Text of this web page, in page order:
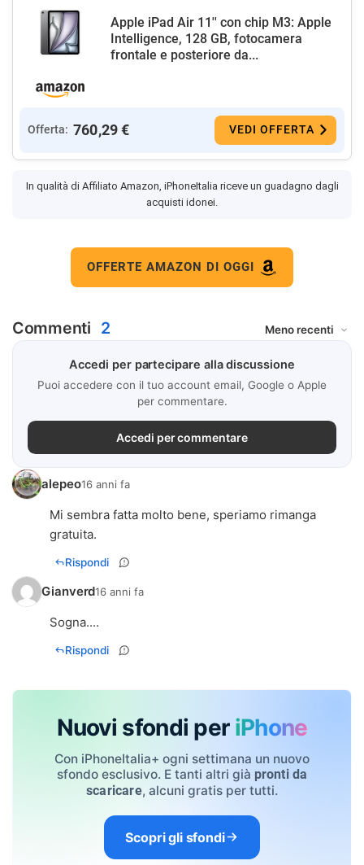
Apple iPad Air 11'' con chip M3: Apple
Intelligence, 128 GB, fotocamera
frontale e posteriore da...
Offerta: 760,29 € VEDI OFFERTA
In qualità di Affiliato Amazon, iPhoneItalia riceve un guadagno dagli
acquisti idonei.
OFFERTE AMAZON DI OGGI
Commenti 2
Accedi per partecipare alla discussione
Puoi accedere con il tuo account email, Google o Apple
per commentare.
Accedi per commentare
alepeo16 anni fa
Mi sembra fatta molto bene, speriamo rimanga
gratuita.
Rispondi
Gianverd16 anni fa
Sogna....
Rispondi
Nuovi sfondi per iPhone
Con iPhoneItalia+ ogni settimana un nuovo
sfondo esclusivo. E tanti altri già pronti da
scaricare, alcuni gratis per tutti.
Scopri gli sfondi